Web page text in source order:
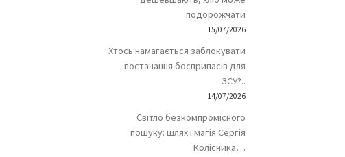
подорожчати
15/07/2026
Хтось намагається заблокувати
постачання боєприпасів для
ЗСУ?..
14/07/2026
Світло безкомпромісного
пошуку: шлях і магія Сергія
Колісника…